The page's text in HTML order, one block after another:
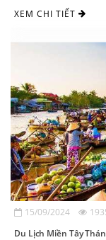
...
XEM CHI TIẾT
15/09/2024
Du Lịch Miền Tây